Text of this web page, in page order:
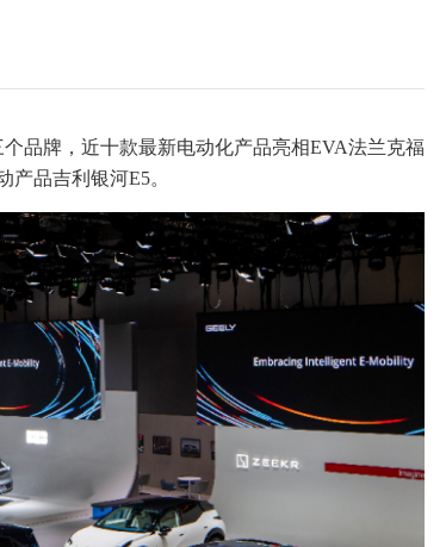
品牌，近十款最新电动化产品亮相EVA法兰克福
品吉利银河E5。